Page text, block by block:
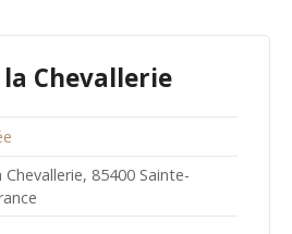
Chevallerie
Chevallerie, 85400 Sainte-